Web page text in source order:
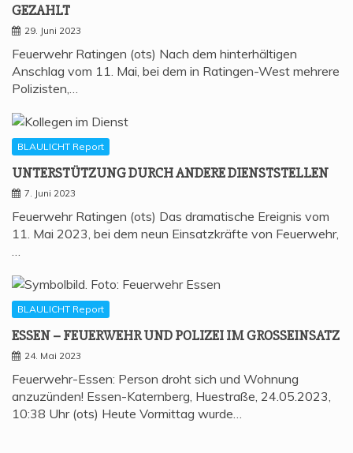
GEZAHLT
29. Juni 2023
Feuerwehr Ratingen (ots) Nach dem hinterhältigen
Anschlag vom 11. Mai, bei dem in Ratingen-West mehrere
Polizisten,…
BLAULICHT Report
UNTER­STÜT­ZUNG DURCH ANDE­RE DIENSTSTELLEN
7. Juni 2023
Feuerwehr Ratingen (ots) Das dramatische Ereignis vom
11. Mai 2023, bei dem neun Einsatzkräfte von Feuerwehr,
BLAULICHT Report
ESSEN – FEU­ER­WEHR UND POLI­ZEI IM GROSSEINSATZ
24. Mai 2023
Feuerwehr-Essen: Person droht sich und Wohnung
anzuzünden! Essen-Katernberg, Huestraße, 24.05.2023,
10:38 Uhr (ots) Heute Vormittag wurde…